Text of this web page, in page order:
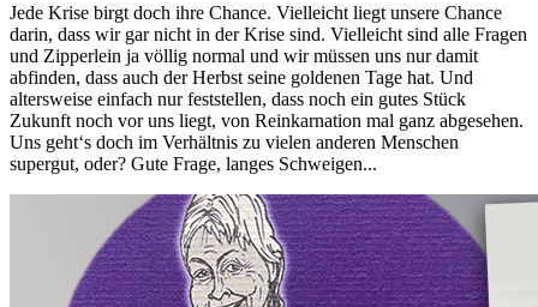
Jede Krise birgt doch ihre Chance. Vielleicht liegt unsere Chance
darin, dass wir gar nicht in der Krise sind. Vielleicht sind alle Fragen
und Zipperlein ja völlig normal und wir müssen uns nur damit
abfinden, dass auch der Herbst seine goldenen Tage hat. Und
altersweise einfach nur feststellen, dass noch ein gutes Stück
Zukunft noch vor uns liegt, von Reinkarnation mal ganz abgesehen.
Uns geht‘s doch im Verhältnis zu vielen anderen Menschen
supergut, oder? Gute Frage, langes Schweigen...